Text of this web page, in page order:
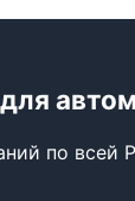
по всей